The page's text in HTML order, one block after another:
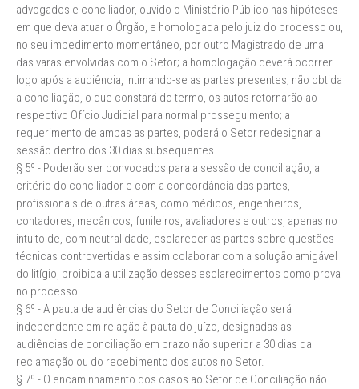
advogados e conciliador, ouvido o Ministério Público nas hipóteses
em que deva atuar o Órgão, e homologada pelo juiz do processo ou,
no seu impedimento momentâneo, por outro Magistrado de uma
das varas envolvidas com o Setor; a homologação deverá ocorrer
logo após a audiência, intimando-se as partes presentes; não obtida
a conciliação, o que constará do termo, os autos retornarão ao
respectivo Ofício Judicial para normal prosseguimento; a
requerimento de ambas as partes, poderá o Setor redesignar a
sessão dentro dos 30 dias subseqüentes.
§ 5º - Poderão ser convocados para a sessão de conciliação, a
critério do conciliador e com a concordância das partes,
profissionais de outras áreas, como médicos, engenheiros,
contadores, mecânicos, funileiros, avaliadores e outros, apenas no
intuito de, com neutralidade, esclarecer as partes sobre questões
técnicas controvertidas e assim colaborar com a solução amigável
do litígio, proibida a utilização desses esclarecimentos como prova
no processo.
§ 6º - A pauta de audiências do Setor de Conciliação será
independente em relação à pauta do juízo, designadas as
audiências de conciliação em prazo não superior a 30 dias da
reclamação ou do recebimento dos autos no Setor.
§ 7º - O encaminhamento dos casos ao Setor de Conciliação não